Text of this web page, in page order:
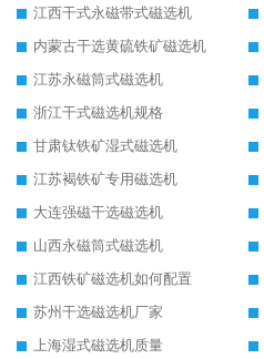
江西干式永磁带式磁选机
内蒙古干选黄硫铁矿磁选机
江苏永磁筒式磁选机
浙江干式磁选机规格
甘肃钛铁矿湿式磁选机
江苏褐铁矿专用磁选机
大连强磁干选磁选机
山西永磁筒式磁选机
江西铁矿磁选机如何配置
苏州干选磁选机厂家
上海湿式磁选机质量